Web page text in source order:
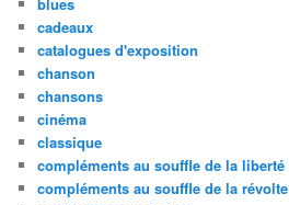
cadeaux
catalogues d'exposition
chanson
chansons
cinéma
classique
compléments au souffle de la liberté
compléments au souffle de la révolte